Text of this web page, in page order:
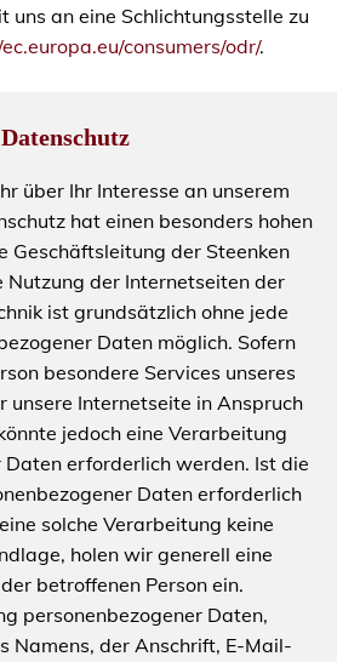
uns an eine Schlichtungsstelle zu
consumers/odr/.
Datenschutz
über Ihr Interesse an unserem
hat einen besonders hohen
Geschäftsleitung der Steenken
Nutzung der Internetseiten der
ist grundsätzlich ohne jede
Daten möglich. Sofern
besondere Services unseres
unsere Internetseite in Anspruch
jedoch eine Verarbeitung
Daten erforderlich werden. Ist die
Daten erforderlich
solche Verarbeitung keine
holen wir generell eine
betroffenen Person ein.
personenbezogener Daten,
Namens, der Anschrift, E-Mail-